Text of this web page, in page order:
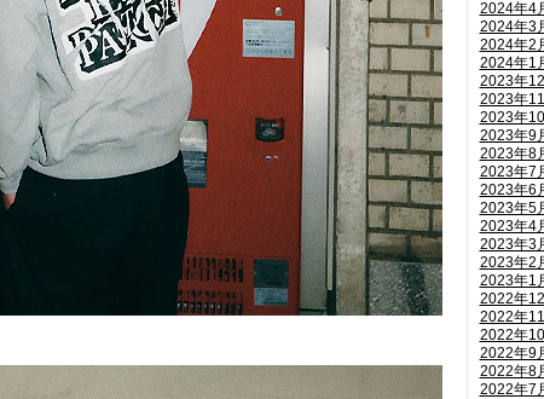
2024年4
2024年3
2024年2
2024年1
2023年
2023年
2023年
2023年9
2023年8
2023年7
2023年6
2023年5
2023年4
2023年3
2023年2
2023年1
2022年
2022年
2022年
2022年9
2022年8
2022年7